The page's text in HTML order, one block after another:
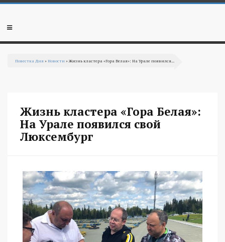
Перейти к основному содержанию
Мобильное
Повестка Дня »Новости » Жизнь кластера «Гора Белая»: На Урале появился...
Жизнь кластера «Гора Белая»:
На Урале появился свой
Люксембург